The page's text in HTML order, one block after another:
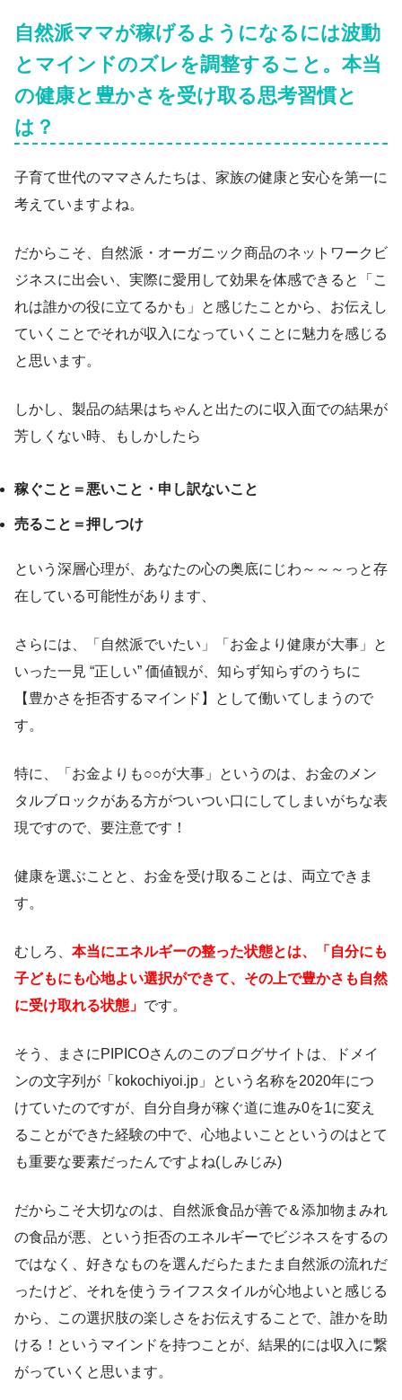
自然派ママが稼げるようになるには波動
とマインドのズレを調整すること。本当
の健康と豊かさを受け取る思考習慣と
は？
子育て世代のママさんたちは、家族の健康と安心を第一に
考えていますよね。
だからこそ、自然派・オーガニック商品のネットワークビ
ジネスに出会い、実際に愛用して効果を体感できると「こ
れは誰かの役に立てるかも」と感じたことから、お伝えし
ていくことでそれが収入になっていくことに魅力を感じる
と思います。
しかし、製品の結果はちゃんと出たのに収入面での結果が
芳しくない時、もしかしたら
稼ぐこと＝悪いこと・申し訳ないこと
売ること＝押しつけ
という深層心理が、あなたの心の奥底にじわ～～～っと存
在している可能性があります、
さらには、「自然派でいたい」「お金より健康が大事」と
いった一見 “正しい” 価値観が、知らず知らずのうちに
【豊かさを拒否するマインド】として働いてしまうので
す。
特に、「お金よりも○○が大事」というのは、お金のメン
タルブロックがある方がついつい口にしてしまいがちな表
現ですので、要注意です！
健康を選ぶことと、お金を受け取ることは、両立できま
す。
むしろ、 本当にエネルギーの整った状態とは、
「自分にも
子どもにも心地よい選択ができて、その上で豊かさも自然
に受け取れる状態」 です。
そう、まさにPIPICOさんのこのブログサイトは、ドメイ
ンの文字列が「kokochiyoi.jp」という名称を2020年につ
けていたのですが、自分自身が稼ぐ道に進み0を1に変え
ることができた経験の中で、心地よいことというのはとて
も重要な要素だったんですよね(しみじみ)
だからこそ大切なのは、自然派食品が善で＆添加物まみれ
の食品が悪、という拒否のエネルギーでビジネスをするの
ではなく、好きなものを選んだらたまたま自然派の流れだ
ったけど、それを使うライフスタイルが心地よいと感じる
から、この選択肢の楽しさをお伝えすることで、誰かを助
ける！というマインドを持つことが、結果的には収入に繋
がっていくと思います。